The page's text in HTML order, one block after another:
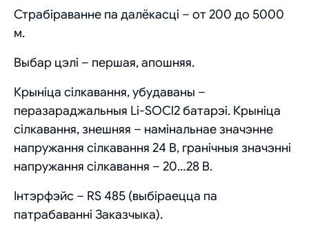
Страбіраванне па далёкасці – от 200 до 5000
м.
Выбар цэлі – першая, апошняя.
Крыніца сілкавання, убудаваны –
перазараджальныя Li-SOCl2 батарэі. Крыніца
сілкавання, знешняя – намінальнае значэнне
напружання сілкавання 24 В, гранічныя значэнні
напружання сілкавання – 20…28 В.
Інтэрфэйс – RS 485 (выбіраецца па
патрабаванні Заказчыка).